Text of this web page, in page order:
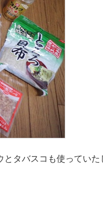
タバスコも使っていた